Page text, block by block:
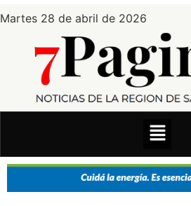
Martes 28 de abril de 2026